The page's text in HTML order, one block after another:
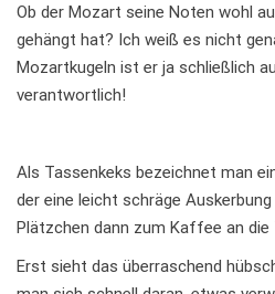
Ob der Mozart seine Noten wohl
gehängt hat? Ich weiß es nicht
Mozartkugeln ist er ja schließlich
verantwortlich!
Als Tassenkeks bezeichnet man
der eine leicht schräge
Plätzchen dann zum Kaffee an die
Erst sieht das überraschend